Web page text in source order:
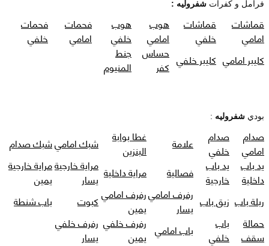
فرامل و كفرات شفروليه :
قماشات
امامي
قماشات
خلفي
هوب
امامي
هوب
خلفي
فحمات
امامي
فحمات
خلفي
كليبر امامي كليبر خلفي حساس
كفر
جنط
المنيوم
بودي شفروليه :
صدام
امامي
صدام
خلفي
علامة
غطا بوابة
البنزين
شبك اماميشبك صدام
يد باب
داخلية
يد باب
خارجية
فصالية مراية داخلية مراية خارجية
يسار
مراية خارجية
يمين
ربلة باب زيق باب رفرف امامي
يسار
رفرف امامي
يمين
كبوت
باب شنطة
حمالة
سقف
باب
خلفي
باب امامي رفرف خلفي
يمين
رفرف خلفي
يسار